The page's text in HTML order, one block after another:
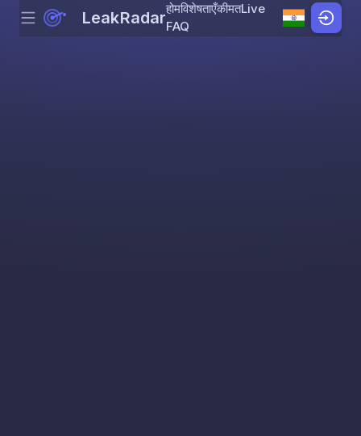
Skip to content
Menu LeakRadarहोमविशेषताएँकीमतLive
FAQ